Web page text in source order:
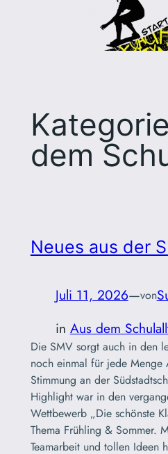
dem
Neues aus der
Juli 11, 2026—von
in Aus dem
Die SMV sorgt auch in den
noch einmal für jede Menge
Stimmung an der
Highlight war in den
Wettbewerb „Die schönste
Thema Frühling & Sommer.
Teamarbeit und tollen Ideen